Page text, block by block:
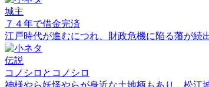
城主
７４年で借金完済
江戸時代が進むにつれ、財政危機に陥る藩が
伝説
コノシロとコノシロ
神様やら妖怪やらが身近な土地柄もあり、松